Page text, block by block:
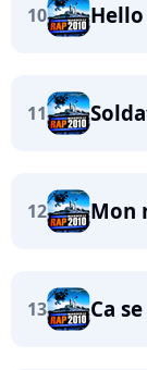
10
11
12 Mon
13 Ca